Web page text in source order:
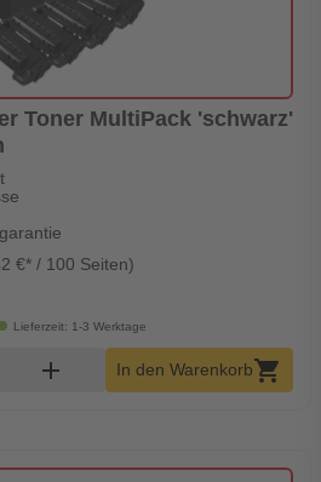
Toner MultiPack 'schwarz'
€* / 100 Seiten)
Lieferzeit: 1-3 Werktage
Warenkorb Menge
add In den Warenkorbshopping_cart